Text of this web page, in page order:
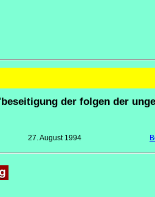
der folgen der
27. August 1994